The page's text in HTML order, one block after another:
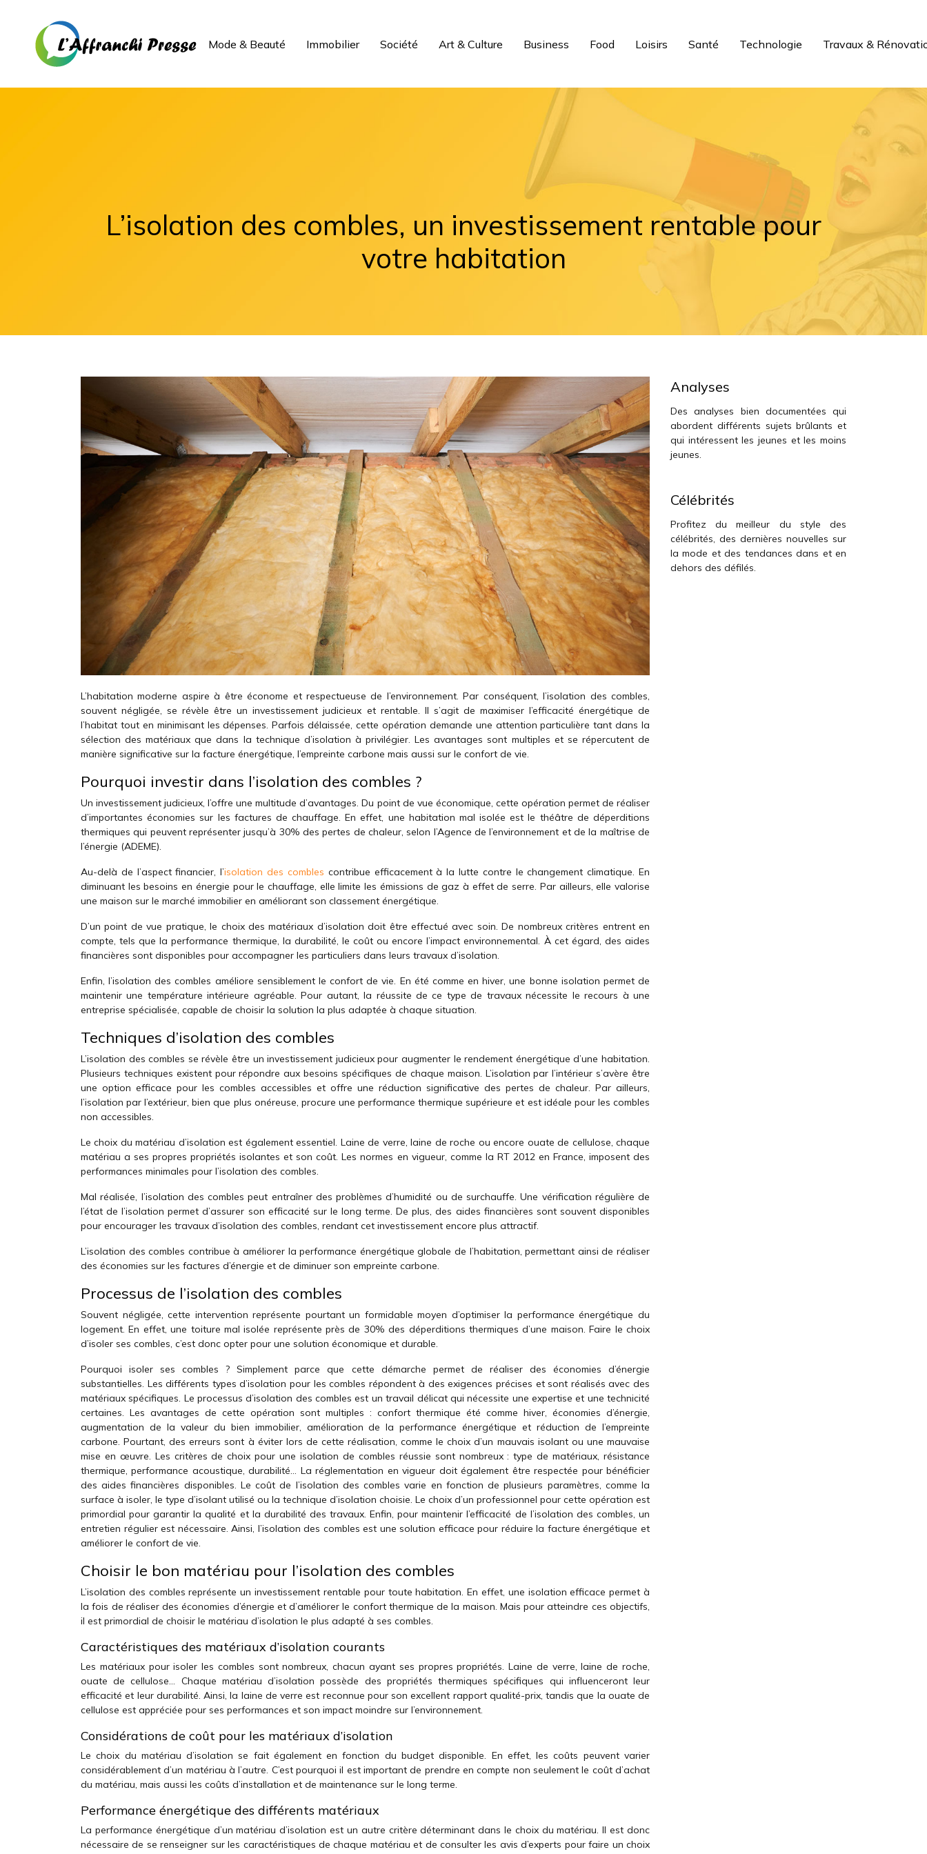
Mode & Beauté Immobilier Société Art & Culture Business Food Loisirs Santé Technologie Travaux &
L’isolation des combles, un investissement rentable pour
votre habitation
L’habitation moderne aspire à être économe et respectueuse de l’environnement. Par conséquent, l’isolation des combles,
souvent négligée, se révèle être un investissement judicieux et rentable. Il s’agit de maximiser l’efficacité énergétique de
l’habitat tout en minimisant les dépenses. Parfois délaissée, cette opération demande une attention particulière tant dans la
sélection des matériaux que dans la technique d’isolation à privilégier. Les avantages sont multiples et se répercutent de
manière significative sur la facture énergétique, l’empreinte carbone mais aussi sur le confort de vie.
Pourquoi investir dans l’isolation des combles ?
Un investissement judicieux, l’offre une multitude d’avantages. Du point de vue économique, cette opération permet de réaliser
d’importantes économies sur les factures de chauffage. En effet, une habitation mal isolée est le théâtre de déperditions
thermiques qui peuvent représenter jusqu’à 30% des pertes de chaleur, selon l’Agence de l’environnement et de la maîtrise de
l’énergie (ADEME).
Au-delà de l’aspect financier, l’isolation des combles contribue efficacement à la lutte contre le changement climatique. En
diminuant les besoins en énergie pour le chauffage, elle limite les émissions de gaz à effet de serre. Par ailleurs, elle valorise
une maison sur le marché immobilier en améliorant son classement énergétique.
D’un point de vue pratique, le choix des matériaux d’isolation doit être effectué avec soin. De nombreux critères entrent en
compte, tels que la performance thermique, la durabilité, le coût ou encore l’impact environnemental. À cet égard, des aides
financières sont disponibles pour accompagner les particuliers dans leurs travaux d’isolation.
Enfin, l’isolation des combles améliore sensiblement le confort de vie. En été comme en hiver, une bonne isolation permet de
maintenir une température intérieure agréable. Pour autant, la réussite de ce type de travaux nécessite le recours à une
entreprise spécialisée, capable de choisir la solution la plus adaptée à chaque situation.
Techniques d’isolation des combles
L’isolation des combles se révèle être un investissement judicieux pour augmenter le rendement énergétique d’une habitation.
Plusieurs techniques existent pour répondre aux besoins spécifiques de chaque maison. L’isolation par l’intérieur s’avère être
une option efficace pour les combles accessibles et offre une réduction significative des pertes de chaleur. Par ailleurs,
l’isolation par l’extérieur, bien que plus onéreuse, procure une performance thermique supérieure et est idéale pour les combles
non accessibles.
Le choix du matériau d’isolation est également essentiel. Laine de verre, laine de roche ou encore ouate de cellulose, chaque
matériau a ses propres propriétés isolantes et son coût. Les normes en vigueur, comme la RT 2012 en France, imposent des
performances minimales pour l’isolation des combles.
Mal réalisée, l’isolation des combles peut entraîner des problèmes d’humidité ou de surchauffe. Une vérification régulière de
l’état de l’isolation permet d’assurer son efficacité sur le long terme. De plus, des aides financières sont souvent disponibles
pour encourager les travaux d’isolation des combles, rendant cet investissement encore plus attractif.
L’isolation des combles contribue à améliorer la performance énergétique globale de l’habitation, permettant ainsi de réaliser
des économies sur les factures d’énergie et de diminuer son empreinte carbone.
Processus de l’isolation des combles
Souvent négligée, cette intervention représente pourtant un formidable moyen d’optimiser la performance énergétique du
logement. En effet, une toiture mal isolée représente près de 30% des déperditions thermiques d’une maison. Faire le choix
d’isoler ses combles, c’est donc opter pour une solution économique et durable.
Pourquoi isoler ses combles ? Simplement parce que cette démarche permet de réaliser des économies d’énergie
substantielles. Les différents types d’isolation pour les combles répondent à des exigences précises et sont réalisés avec des
matériaux spécifiques. Le processus d’isolation des combles est un travail délicat qui nécessite une expertise et une technicité
certaines. Les avantages de cette opération sont multiples : confort thermique été comme hiver, économies d’énergie,
augmentation de la valeur du bien immobilier, amélioration de la performance énergétique et réduction de l’empreinte
carbone. Pourtant, des erreurs sont à éviter lors de cette réalisation, comme le choix d’un mauvais isolant ou une mauvaise
mise en œuvre. Les critères de choix pour une isolation de combles réussie sont nombreux : type de matériaux, résistance
thermique, performance acoustique, durabilité… La réglementation en vigueur doit également être respectée pour bénéficier
des aides financières disponibles. Le coût de l’isolation des combles varie en fonction de plusieurs paramètres, comme la
surface à isoler, le type d’isolant utilisé ou la technique d’isolation choisie. Le choix d’un professionnel pour cette opération est
primordial pour garantir la qualité et la durabilité des travaux. Enfin, pour maintenir l’efficacité de l’isolation des combles, un
entretien régulier est nécessaire. Ainsi, l’isolation des combles est une solution efficace pour réduire la facture énergétique et
améliorer le confort de vie.
Choisir le bon matériau pour l’isolation des combles
L’isolation des combles représente un investissement rentable pour toute habitation. En effet, une isolation efficace permet à
la fois de réaliser des économies d’énergie et d’améliorer le confort thermique de la maison. Mais pour atteindre ces objectifs,
il est primordial de choisir le matériau d’isolation le plus adapté à ses combles.
Caractéristiques des matériaux d’isolation courants
Les matériaux pour isoler les combles sont nombreux, chacun ayant ses propres propriétés. Laine de verre, laine de roche,
ouate de cellulose… Chaque matériau d’isolation possède des propriétés thermiques spécifiques qui influenceront leur
efficacité et leur durabilité. Ainsi, la laine de verre est reconnue pour son excellent rapport qualité-prix, tandis que la ouate de
cellulose est appréciée pour ses performances et son impact moindre sur l’environnement.
Considérations de coût pour les matériaux d’isolation
Le choix du matériau d’isolation se fait également en fonction du budget disponible. En effet, les coûts peuvent varier
considérablement d’un matériau à l’autre. C’est pourquoi il est important de prendre en compte non seulement le coût d’achat
du matériau, mais aussi les coûts d’installation et de maintenance sur le long terme.
Performance énergétique des différents matériaux
La performance énergétique d’un matériau d’isolation est un autre critère déterminant dans le choix du matériau. Il est donc
nécessaire de se renseigner sur les caractéristiques de chaque matériau et de consulter les avis d’experts pour faire un choix
Analyses
Des analyses bien documentées qui
abordent différents sujets brûlants et
qui intéressent les jeunes et les moins
jeunes.
Célébrités
Profitez du meilleur du style des
célébrités, des dernières nouvelles sur
la mode et des tendances dans et en
dehors des défilés.